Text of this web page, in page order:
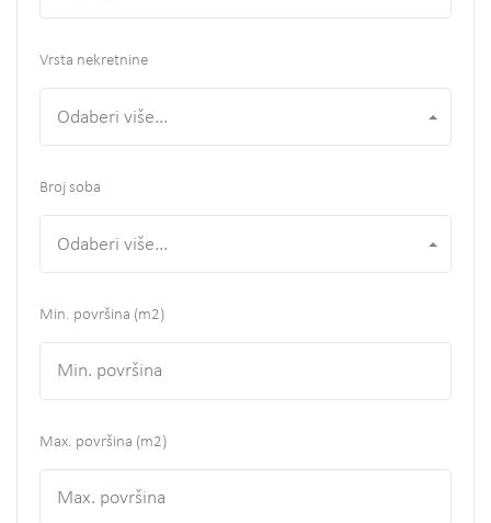
Vrsta nekretnine
Odaberi više...
Broj soba
Odaberi više...
Min. površina (m2)
Max. površina (m2)